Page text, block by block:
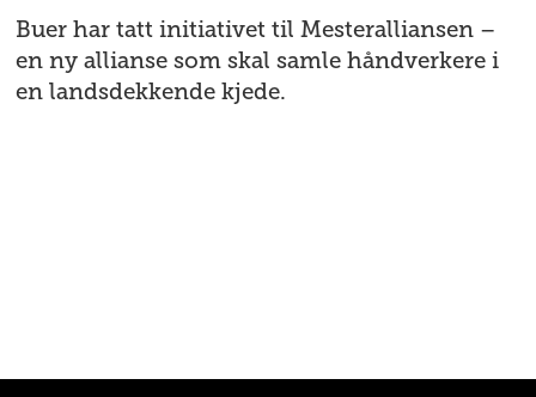
Buer har tatt initiativet til Mesteralliansen –
en ny allianse som skal samle håndverkere i
en landsdekkende kjede.